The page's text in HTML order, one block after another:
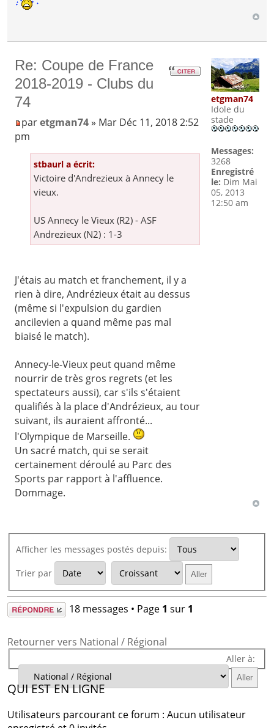
Re: Coupe de France
2018-2019 - Clubs du
74
paretgman74» Mar Déc 11, 2018 2:52
pm
stbaurl a écrit:
Victoire d'Andrezieux à Annecy le
vieux.
US Annecy le Vieux (R2) - ASF
Andrezieux (N2) : 1-3
J'étais au match et franchement, il y a
rien à dire, Andrézieux était au dessus
(même si l'expulsion du gardien
ancilevien a quand même pas mal
biaisé le match).
Annecy-le-Vieux peut quand même
nourrir de très gros regrets (et les
spectateurs aussi), car s'ils s'étaient
qualifiés à la place d'Andrézieux, au tour
suivant, ils auraient affronté...
l'Olympique de Marseille.
Un sacré match, qui se serait
certainement déroulé au Parc des
Sports par rapport à l'affluence.
Dommage.
etgman74
Idole du
stade
Messages:
3268
Enregistré
le: Dim Mai
05, 2013
12:50 am
Afficher les messages postés depuis:
Trier par
Répondre 18 messages • Page 1 sur 1
Retourner vers National / Régional
Aller à:
QUI EST EN LIGNE
Utilisateurs parcourant ce forum : Aucun utilisateur